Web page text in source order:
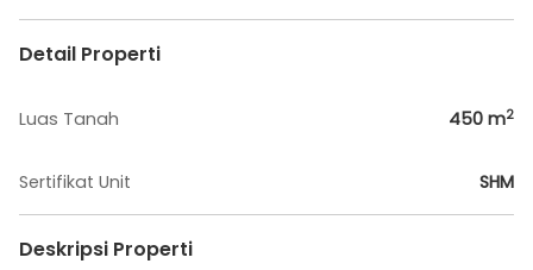
Detail Properti
Luas Tanah 450 m2
Sertifikat Unit SHM
Deskripsi Properti